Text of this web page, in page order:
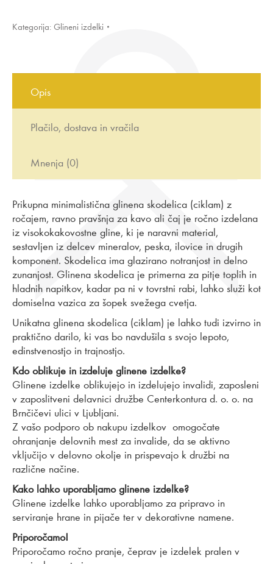
Kategorija: Glineni izdelki
Opis
Plačilo, dostava in vračila
Mnenja (0)
Prikupna minimalistična glinena skodelica (ciklam) z
ročajem, ravno pravšnja za kavo ali čaj je ročno izdelana
iz visokokakovostne gline, ki je naravni material,
sestavljen iz delcev mineralov, peska, ilovice in drugih
komponent. Skodelica ima glazirano notranjost in delno
zunanjost. Glinena skodelica je primerna za pitje toplih in
hladnih napitkov, kadar pa ni v tovrstni rabi, lahko služi kot
domiselna vazica za šopek svežega cvetja.
Unikatna glinena skodelica (ciklam) je lahko tudi izvirno in
praktično darilo, ki vas bo navdušila s svojo lepoto,
edinstvenostjo in trajnostjo.
Kdo oblikuje in izdeluje glinene izdelke?
Glinene izdelke oblikujejo in izdelujejo invalidi, zaposleni
v zaposlitveni delavnici družbe Centerkontura d. o. o. na
Brnčičevi ulici v Ljubljani.
Z vašo podporo ob nakupu izdelkov omogočate
ohranjanje delovnih mest za invalide, da se aktivno
vključijo v delovno okolje in prispevajo k družbi na
različne načine.
Kako lahko uporabljamo glinene izdelke?
Glinene izdelke lahko uporabljamo za pripravo in
serviranje hrane in pijače ter v dekorativne namene.
Priporočamo!
Priporočamo ročno pranje, čeprav je izdelek pralen v